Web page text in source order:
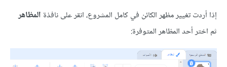
تغيير مظهر الكائن في كامل المشروع، انقر على نافذةالمظاهر
أحد المظاهر المتوفرة: